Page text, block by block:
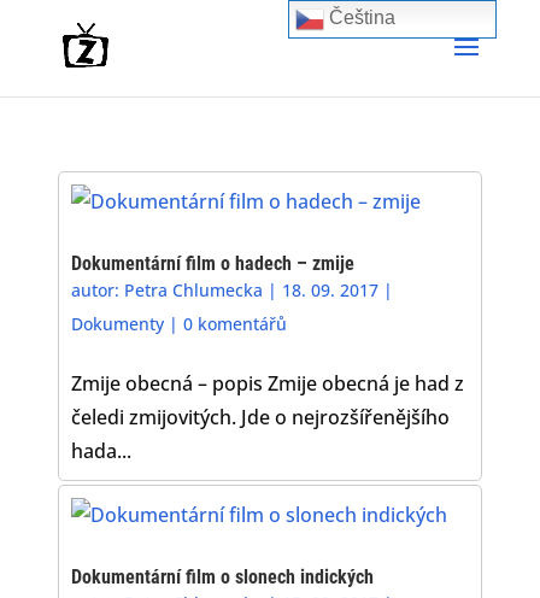
Dokumentární film o hadech – zmije
autor: Petra Chlumecka | 18. 09. 2017 |
Dokumenty |0 komentářů
Zmije obecná – popis Zmije obecná je had z
čeledi zmijovitých. Jde o nejrozšířenějšího
hada...
Dokumentární film o slonech indických
Čeština‎